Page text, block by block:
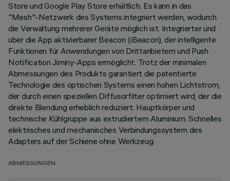
Store und Google Play Store erhältlich. Es kann in das
"Mesh"-Netzwerk des Systems integriert werden, wodurch
die Verwaltung mehrerer Geräte möglich ist. Integrierter und
über die App aktivierbarer Beacon (iBeacon), der intelligente
Funktionen für Anwendungen von Drittanbietern und Push
Notification Jiminy-Apps ermöglicht. Trotz der minimalen
Abmessungen des Produkts garantiert die patentierte
Technologie des optischen Systems einen hohen Lichtstrom,
der durch einen speziellen Diffusorfilter optimiert wird, der die
direkte Blendung erheblich reduziert. Hauptkörper und
technische Kühlgruppe aus extrudiertem Aluminium. Schnelles
elektrisches und mechanisches Verbindungssystem des
Adapters auf der Schiene ohne Werkzeug.
ABMESSUNGEN